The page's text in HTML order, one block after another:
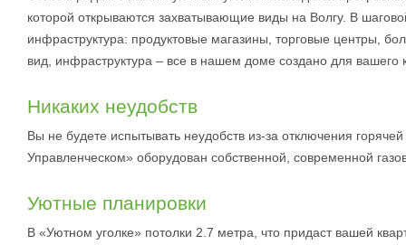
которой открываются захватывающие виды на Волгу. В
инфраструктура: продуктовые магазины, торговые центры,
вид, инфраструктура – все в нашем доме создано для вашего
Никаких неудобств
Вы не будете испытывать неудобств из-за отключения
Управленческом» оборудован собственной, современной
Уютные планировки
В «Уютном уголке» потолки 2.7 метра, что придаст вашей